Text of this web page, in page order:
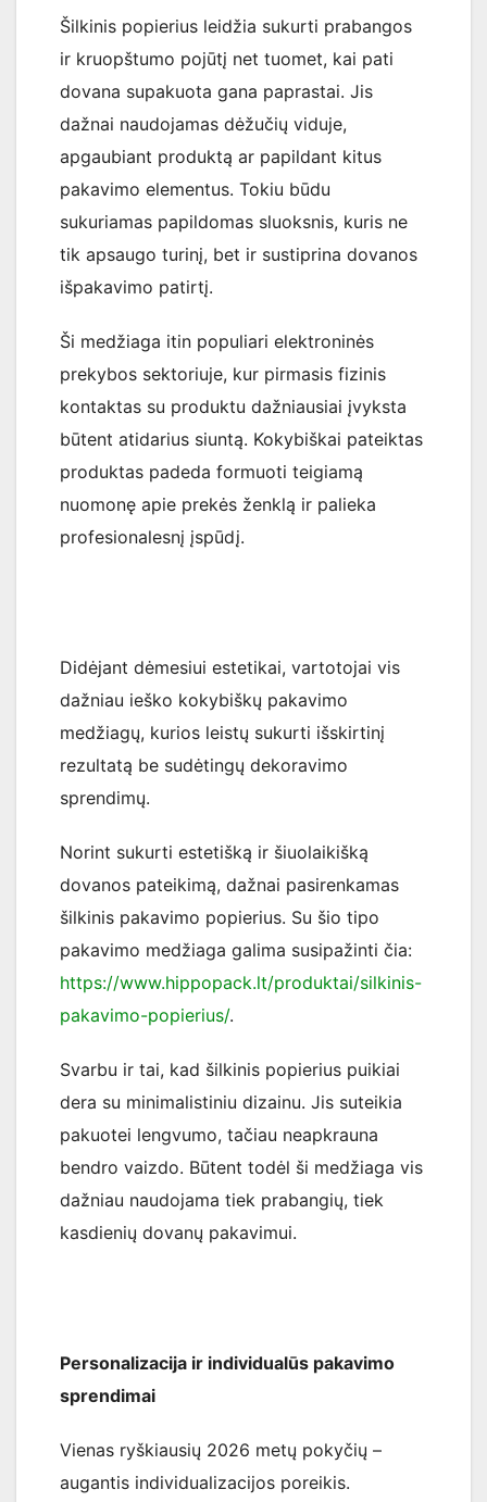
Šilkinis popierius leidžia sukurti prabangos
ir kruopštumo pojūtį net tuomet, kai pati
dovana supakuota gana paprastai. Jis
dažnai naudojamas dėžučių viduje,
apgaubiant produktą ar papildant kitus
pakavimo elementus. Tokiu būdu
sukuriamas papildomas sluoksnis, kuris ne
tik apsaugo turinį, bet ir sustiprina dovanos
išpakavimo patirtį.
Ši medžiaga itin populiari elektroninės
prekybos sektoriuje, kur pirmasis fizinis
kontaktas su produktu dažniausiai įvyksta
būtent atidarius siuntą. Kokybiškai pateiktas
produktas padeda formuoti teigiamą
nuomonę apie prekės ženklą ir palieka
profesionalesnį įspūdį.
Didėjant dėmesiui estetikai, vartotojai vis
dažniau ieško kokybiškų pakavimo
medžiagų, kurios leistų sukurti išskirtinį
rezultatą be sudėtingų dekoravimo
sprendimų.
Norint sukurti estetišką ir šiuolaikišką
dovanos pateikimą, dažnai pasirenkamas
šilkinis pakavimo popierius. Su šio tipo
pakavimo medžiaga galima susipažinti čia:
https://www.hippopack.lt/produktai/silkinis-
pakavimo-popierius/.
Svarbu ir tai, kad šilkinis popierius puikiai
dera su minimalistiniu dizainu. Jis suteikia
pakuotei lengvumo, tačiau neapkrauna
bendro vaizdo. Būtent todėl ši medžiaga vis
dažniau naudojama tiek prabangių, tiek
kasdienių dovanų pakavimui.
Personalizacija ir individualūs pakavimo
sprendimai
Vienas ryškiausių 2026 metų pokyčių –
augantis individualizacijos poreikis.